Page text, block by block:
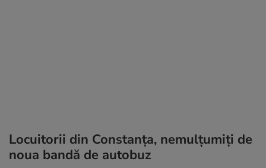
Locuitorii din Constanța, nemulțumiți de
noua bandă de autobuz